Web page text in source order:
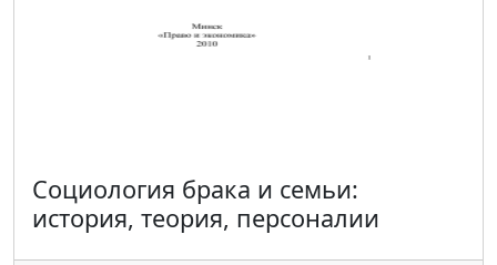
Социология брака и семьи:
история, теория, персоналии